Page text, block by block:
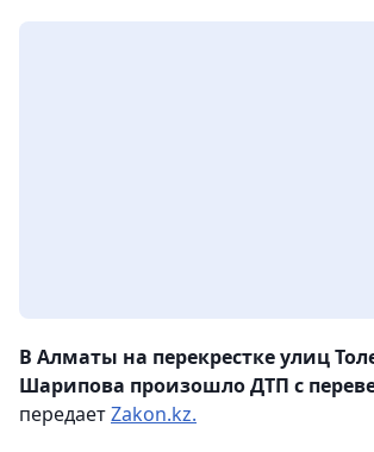
В Алматы на перекрестке улиц
Шарипова произошло ДТП с
передаетZakon.kz.